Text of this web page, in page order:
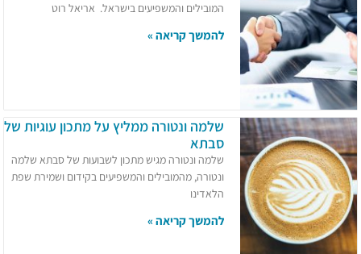
המובילים והמשפיעים בישראל. אריאל רוט
להמשך קריאה »
שלמה ונטורה ממליץ על מתכון עוגיות של
סבתא
שלמה ונטורה מגיש מתכון לשבועות של סבתא שלמה
ונטורה, מהמובילים והמשפיעים בקידום ושמירת שפת
הלאדינו
להמשך קריאה »